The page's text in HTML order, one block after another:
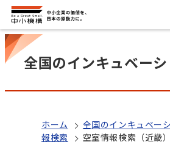
全国のインキュベー
ホーム 全国のインキュベー
報検索
空室情報検索（近畿）